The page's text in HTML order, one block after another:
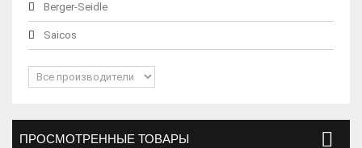
Berger-Seidle
Saicos
ПРОСМОТРЕННЫЕ ТОВАРЫ